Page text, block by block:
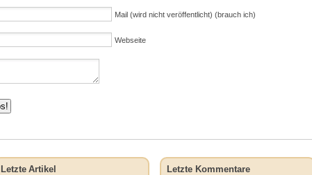
Mail (wird nicht veröffentlicht) (brauch ich)
Webseite
Letzte Artikel Letzte Kommentare